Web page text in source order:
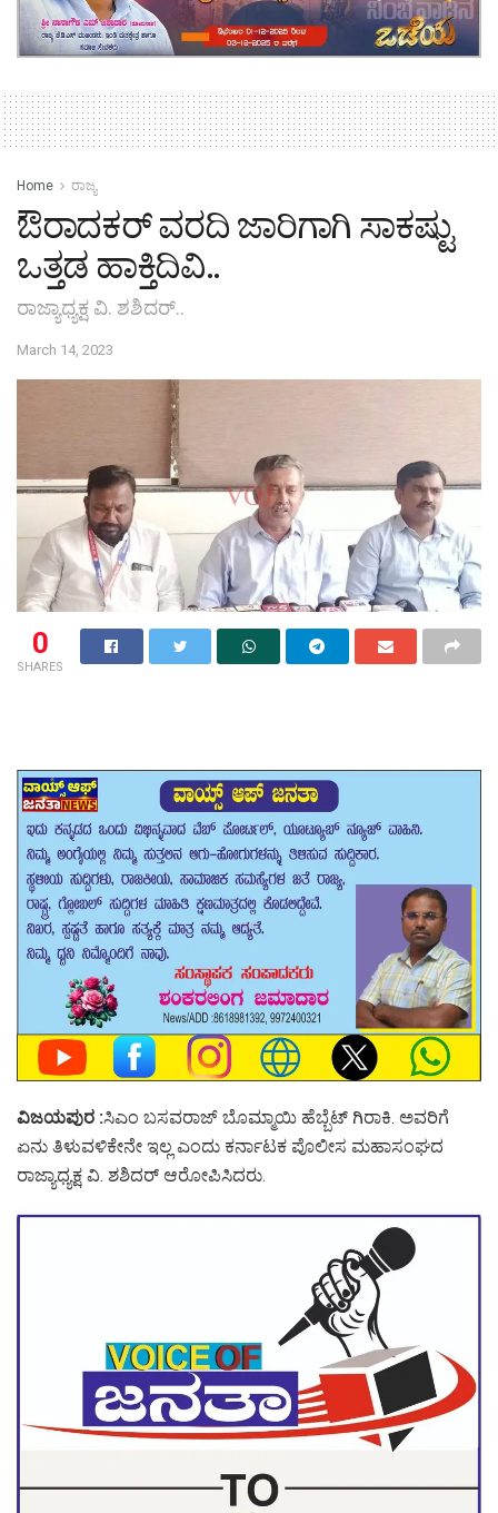
Home ರಾಜ್ಯ
ಔರಾದಕರ್ ವರದಿ ಜಾರಿಗಾಗಿ ಸಾಕಷ್ಟು
ಒತ್ತಡ ಹಾಕ್ತಿದಿವಿ..
ರಾಜ್ಯಾಧ್ಯಕ್ಷ ವಿ.‌ ಶಶಿದರ್..
March 14, 2023
0
SHARES
ವಿಜಯಪುರ :ಸಿಎಂ ಬಸವರಾಜ್ ಬೊಮ್ಮಾಯಿ ಹೆಬ್ಬೆಟ್ ಗಿರಾಕಿ. ಅವರಿಗೆ
ಏನು ತಿಳುವಳಿಕೇನೇ ಇಲ್ಲ ಎಂದು ಕರ್ನಾಟಕ ಪೊಲೀಸ ಮಹಾಸಂಘದ
ರಾಜ್ಯಾಧ್ಯಕ್ಷ ವಿ.‌ ಶಶಿದರ್ ಆರೋಪಿಸಿದರು.